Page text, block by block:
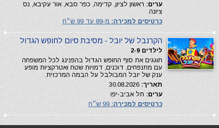
ערים: ראשון לציון, קדימה, כפר סבא, אור עקיבא, נס
ציונה
כרטיסים למכירה: מ-89 עד 99 ש״ח
הקרנבל של יובל - מסיבת סיום לחופש הגדול
לילדים 2-9
חוגגים את סוף החופש הגדול בהפנינג לכל המשפחה
עם מתנפחים, דוכנים, דמויות שטח ואטרקציות מופע
ענק של יובל המבולבל על הבמה המרכזית.
תאריך:
ערים: תל אביב-יפו
כרטיסים למכירה: